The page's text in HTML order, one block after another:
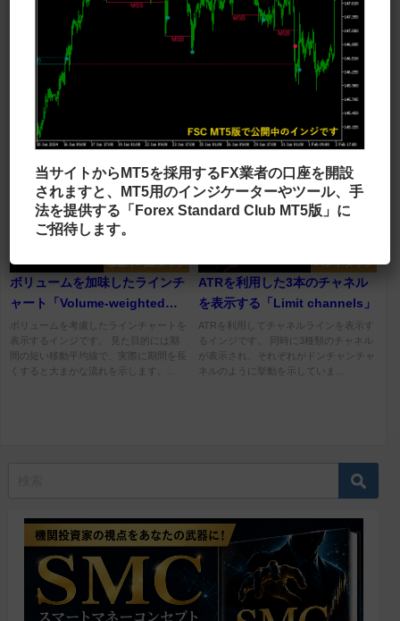
オシレーター
チャート下に複数の時間足のス
トキャスを表示する
「JFAllStochastic」
チャート下に複数の時間足のストキャス
ティクスを表示するインジです。 表示
する時間足やストキャスのパラメーター
の変更が可能ですので、手法や用途...
ドットタイプ
少し目立つ高値や安値にドット
を表示する「Swings 」
少し目立つ高値や安値にドットを表示す
るインジです。 恐らくフラクタルと似
たようなロジックになっていると考えら
れますが、相場のトレンド方向や構...
移動平均線タイプ
ボリュームを加味したラインチ
ャート「Volume-weighted
line chart」
ボリュームを考慮したラインチャートを
表示するインジです。 見た目的には期
間の短い移動平均線で、実際に期間を長
くすると大まかな流れを示します。...
バンドタイプ
ATRを利用した3本のチャネル
を表示する「Limit channels」
ATRを利用してチャネルラインを表示す
るインジです。 同時に3種類のチャネル
が表示され、それぞれがドンチャンチャ
ネルのように挙動を示していま...
当サイトからMT5を採用するFX業者の口座を開設
されますと、MT5用のインジケーターやツール、手
法を提供する「Forex Standard Club MT5版」に
ご招待します。